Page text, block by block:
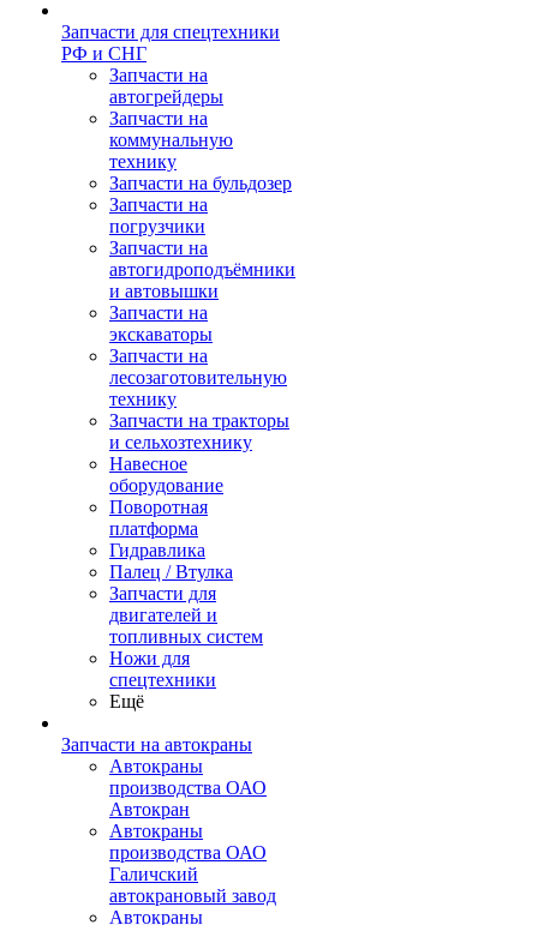
Запчасти для спецтехники
РФ и СНГ
Запчасти на
автогрейдеры
Запчасти на
коммунальную
технику
Запчасти на бульдозер
Запчасти на
погрузчики
Запчасти на
автогидроподъёмники
и автовышки
Запчасти на
экскаваторы
Запчасти на
лесозаготовительную
технику
Запчасти на тракторы
и сельхозтехнику
Навесное
оборудование
Поворотная
платформа
Гидравлика
Палец / Втулка
Запчасти для
двигателей и
топливных систем
Ножи для
спецтехники
Ещё
Запчасти на автокраны
Автокраны
производства ОАО
Автокран
Автокраны
производства ОАО
Галичский
автокрановый завод
Автокраны